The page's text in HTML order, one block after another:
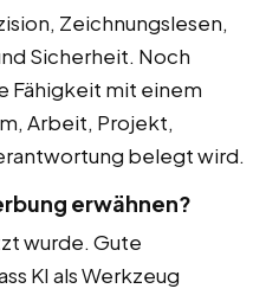
Zeichnungslesen,
Sicherheit. Noch
Fähigkeit mit einem
Arbeit, Projekt,
belegt wird.
erwähnen?
wurde. Gute
KI als Werkzeug